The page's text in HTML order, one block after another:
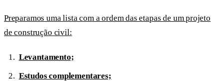
Preparamos uma lista com a ordem das etapas de um projeto
de construção civil:
Levantamento;
Estudos complementares;